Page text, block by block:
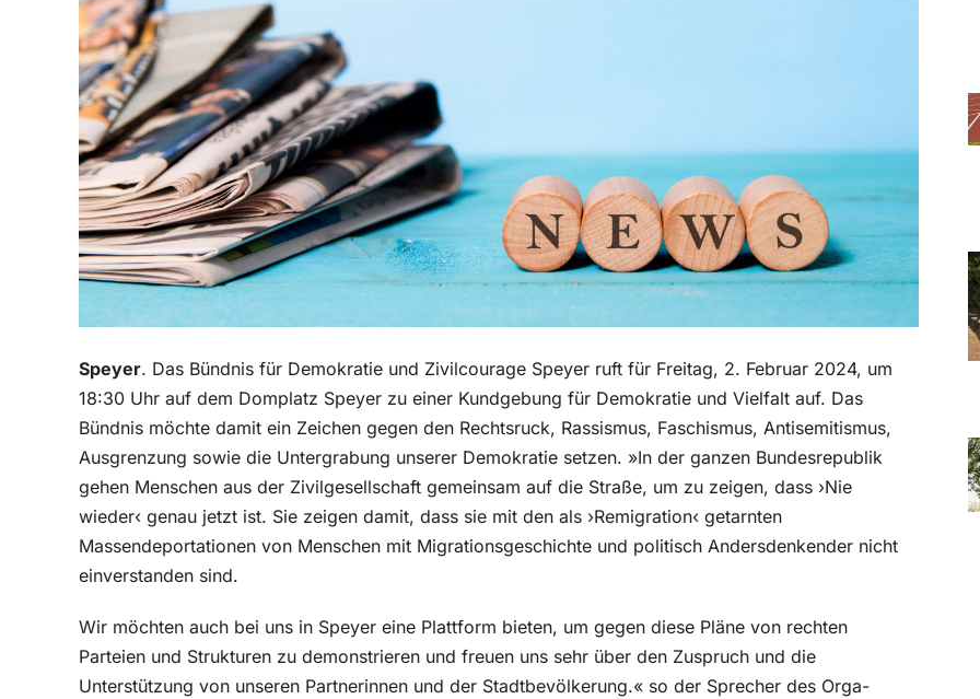
Speyer. Das Bündnis für Demokratie und Zivilcourage Speyer ruft für Freitag, 2. Februar 2024, um
18:30 Uhr auf dem Domplatz Speyer zu einer Kundgebung für Demokratie und Vielfalt auf. Das
Bündnis möchte damit ein Zeichen gegen den Rechtsruck, Rassismus, Faschismus, Antisemitismus,
Ausgrenzung sowie die Untergrabung unserer Demokratie setzen. »In der ganzen Bundesrepublik
gehen Menschen aus der Zivilgesellschaft gemeinsam auf die Straße, um zu zeigen, dass ›Nie
wieder‹ genau jetzt ist. Sie zeigen damit, dass sie mit den als ›Remigration‹ getarnten
Massendeportationen von Menschen mit Migrationsgeschichte und politisch Andersdenkender nicht
einverstanden sind.
Wir möchten auch bei uns in Speyer eine Plattform bieten, um gegen diese Pläne von rechten
Parteien und Strukturen zu demonstrieren und freuen uns sehr über den Zuspruch und die
Unterstützung von unseren Partnerinnen und der Stadtbevölkerung.« so der Sprecher des Orga-